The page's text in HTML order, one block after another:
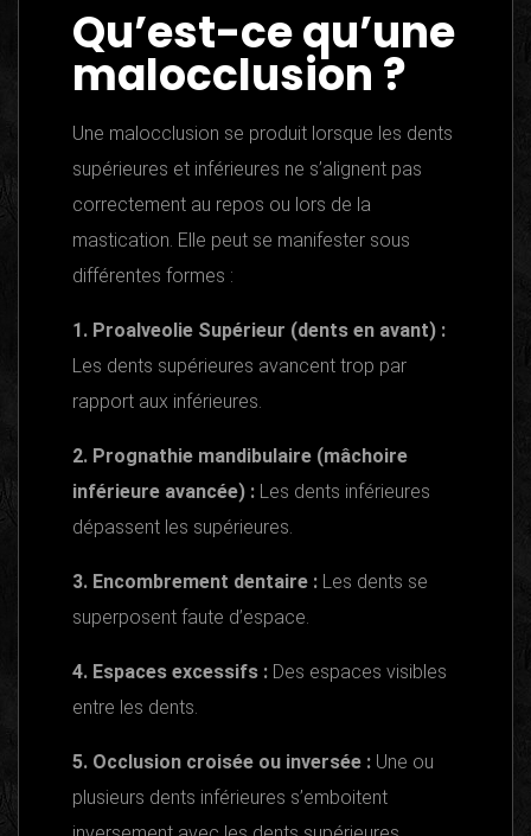
Qu’est-ce qu’une
malocclusion ?
Une malocclusion se produit lorsque les dents
supérieures et inférieures ne s’alignent pas
correctement au repos ou lors de la
mastication. Elle peut se manifester sous
différentes formes :
1. Proalveolie Supérieur (dents en avant) :
Les dents supérieures avancent trop par
rapport aux inférieures.
2. Prognathie mandibulaire (mâchoire
inférieure avancée) : Les dents inférieures
dépassent les supérieures.
3. Encombrement dentaire : Les dents se
superposent faute d’espace.
4. Espaces excessifs : Des espaces visibles
entre les dents.
5. Occlusion croisée ou inversée : Une ou
plusieurs dents inférieures s’emboitent